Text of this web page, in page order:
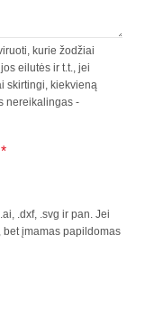
kurie žodžiai
eilutės ir t.t., jei
skirtingi, kiekvieną
nereikalingas -
*
.dxf, .svg ir pan. Jei
įmamas papildomas